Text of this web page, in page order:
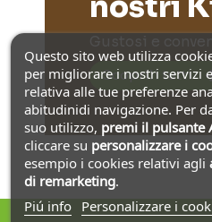
Scoprili tutti
Questo sito web utilizza
per migliorare i nostri servizi
relativa alle tue preferenze
abitudinidi navigazione. Per
suo utilizzo, premi il pulsante
cliccare su personalizzare i
esempio i cookies relativi agli
di remarketing.
Piú info
Personalizzare i